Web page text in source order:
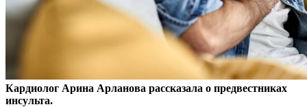
Кардиолог Арина Арланова рассказала о предвестниках
инсульта.